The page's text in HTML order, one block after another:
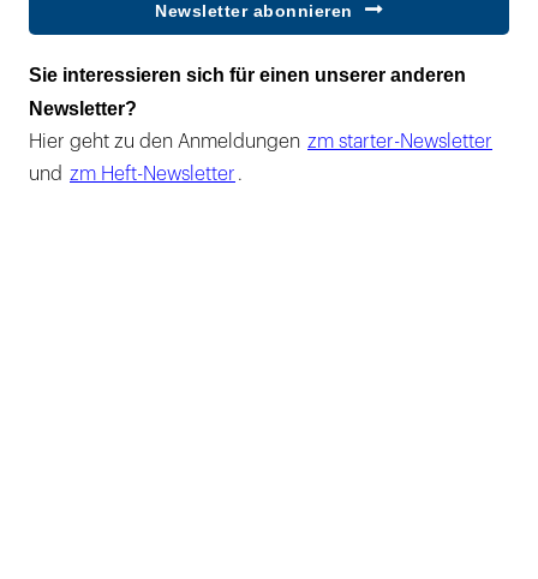
Newsletter abonnieren
Sie interessieren sich für einen unserer anderen
Newsletter?
Hier geht zu den Anmeldungen zm starter-Newsletter
und zm Heft-Newsletter .